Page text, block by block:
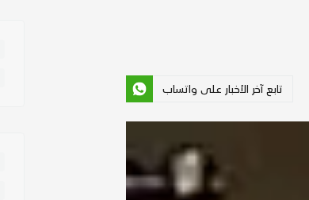
تابع آخر الأخبار على واتساب